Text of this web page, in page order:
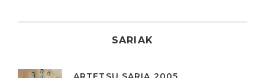
SARIAK